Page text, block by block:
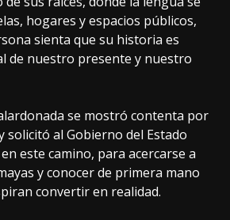
hogares y espacios públicos,
sienta que su historia es
de nuestro presente y nuestro
se mostró contenta por
solicitó al Gobierno del Estado
este camino, para acercarse a
y conocer de primera mano
convertir en realidad.